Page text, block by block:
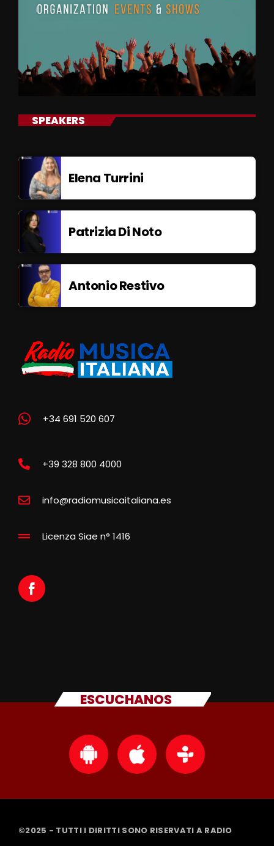
SPEAKERS
Elena Turrini
Patrizia Di Noto
Antonio Restivo
+34 691 520 607
+39 328 800 4000
info@radiomusicaitaliana.es
Licenza Siae n° 1416
ESCUCHANOS
©2025 - TUTTI I DIRITTI SONO RISERVATI A RADIO